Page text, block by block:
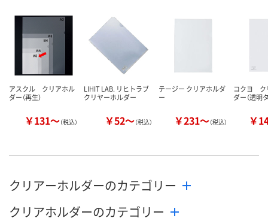
お届け日 8月8日（土）
数量
カゴへ
数量
カゴへ
数量
カ
アスクル クリアホル
ダー（再生）
￥131～（税込）
LIHIT LAB. リヒトラブ
クリヤーホルダー
￥52～（税込）
テージー クリアホルダ
ー
￥231～（税込）
コクヨ ク
ダー（透明
￥
クリアーホルダーのカテゴリー
クリアホルダーのカテゴリー